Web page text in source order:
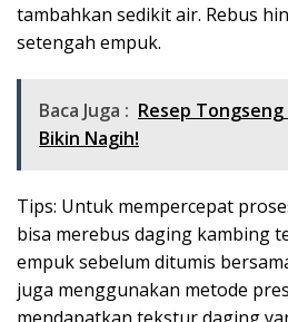
tambahkan sedikit air. Rebus
setengah empuk.
Baca Juga : Resep
Bikin Nagih!
Tips: Untuk mempercepat
bisa merebus daging kambing
empuk sebelum ditumis
juga menggunakan metode